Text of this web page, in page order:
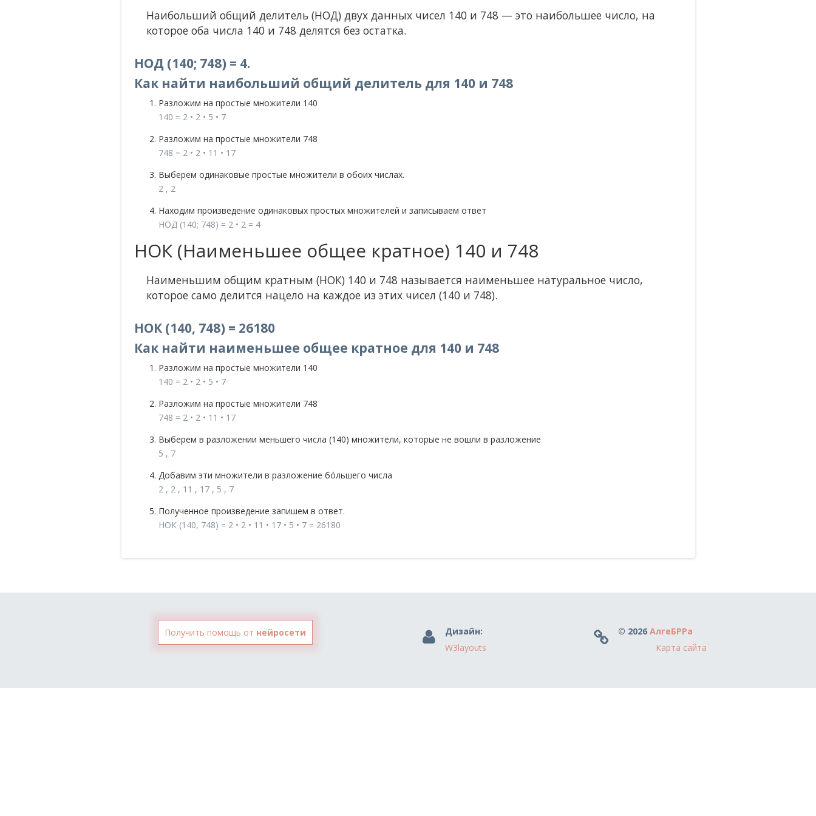
Наибольший общий делитель (НОД) двух данных чисел 140 и 748 — это наибольшее число, на
которое оба числа 140 и 748 делятся без остатка.
НОД (140; 748) = 4.
Как найти наибольший общий делитель для 140 и 748
Разложим на простые множители 140
140 = 2 • 2 • 5 • 7
Разложим на простые множители 748
748 = 2 • 2 • 11 • 17
Выберем одинаковые простые множители в обоих числах.
2 , 2
Находим произведение одинаковых простых множителей и записываем ответ
НОД (140; 748) = 2 • 2 = 4
НОК (Наименьшее общее кратное) 140 и 748
Наименьшим общим кратным (НОК) 140 и 748 называется наименьшее натуральное число,
которое само делится нацело на каждое из этих чисел (140 и 748).
НОК (140, 748) = 26180
Как найти наименьшее общее кратное для 140 и 748
Разложим на простые множители 140
140 = 2 • 2 • 5 • 7
Разложим на простые множители 748
748 = 2 • 2 • 11 • 17
Выберем в разложении меньшего числа (140) множители, которые не вошли в разложение
5 , 7
Добавим эти множители в разложение бóльшего числа
2 , 2 , 11 , 17 , 5 , 7
Полученное произведение запишем в ответ.
НОК (140, 748) = 2 • 2 • 11 • 17 • 5 • 7 = 26180
Получить помощь от нейросети
Дизайн:
W3layouts
© 2026 АлгеБРРа
Карта сайта